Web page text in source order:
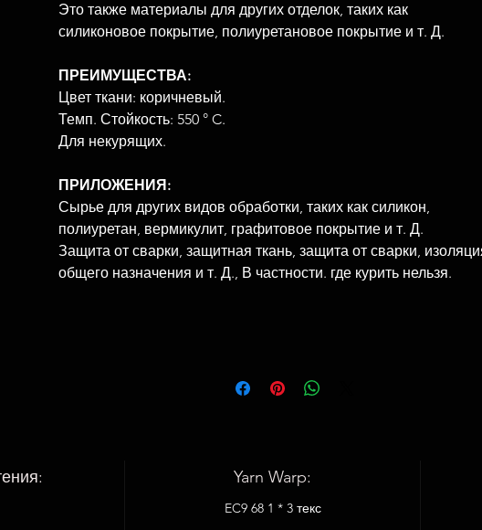
Это также материалы для других отделок, таких как
силиконовое покрытие, полиуретановое покрытие и т. Д.
ПРЕИМУЩЕСТВА:
Цвет ткани: коричневый.
Темп. Стойкость: 550 ° C.
Для некурящих.
ПРИЛОЖЕНИЯ:
Сырье для других видов обработки, таких как силикон,
полиуретан, вермикулит, графитовое покрытие и т. Д.
Защита от сварки, защитная ткань, защита от сварки,
общего назначения и т. Д., В частности. где курить нельзя.
Yarn Warp:
EC9 68 1 * 3 текс